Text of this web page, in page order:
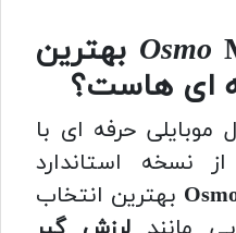
Mobile 7 Pro بهترین
ای هاست؟
موبایلی حرفه ای با
نسخه استاندارد
بهترین انتخاب